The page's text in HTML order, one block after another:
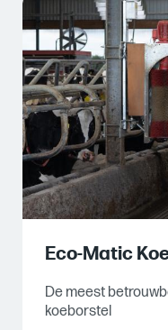
Eco-Matic
De meest
koeborstel